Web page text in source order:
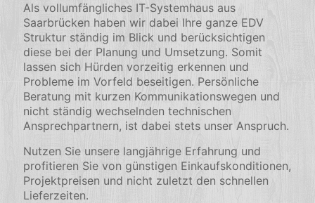
Als vollumfängliches IT-Systemhaus aus
Saarbrücken haben wir dabei Ihre ganze EDV
Struktur ständig im Blick und berücksichtigen
diese bei der Planung und Umsetzung. Somit
lassen sich Hürden vorzeitig erkennen und
Probleme im Vorfeld beseitigen. Persönliche
Beratung mit kurzen Kommunikationswegen und
nicht ständig wechselnden technischen
Ansprechpartnern, ist dabei stets unser Anspruch.
Nutzen Sie unsere langjährige Erfahrung und
profitieren Sie von günstigen Einkaufskonditionen,
Projektpreisen und nicht zuletzt den schnellen
Lieferzeiten.